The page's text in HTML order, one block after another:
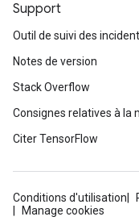
Support
Outil de suivi des
Notes de version
Stack Overflow
Consignes relatives à la
Citer TensorFlow
Conditions d'utilisation
Manage cookies